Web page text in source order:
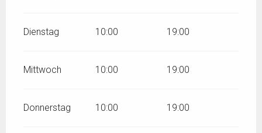
Dienstag 10:00 19:00
Mittwoch 10:00 19:00
Donnerstag 10:00 19:00